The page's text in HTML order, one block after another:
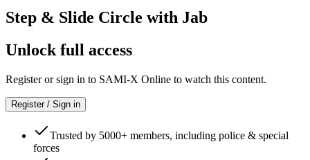
Step & Slide Circle with Jab
Unlock full access
Register or sign in to SAMI-X Online to watch this content.
Register / Sign in
Trusted by 5000+ members, including police & special
forces